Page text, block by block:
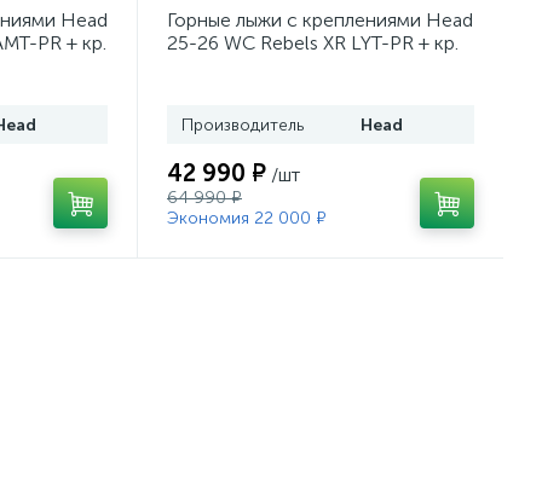
Head
PR + кр.
Горные лыжи с креплениями Head
25-26 WC Rebels XR LYT-PR + кр.
Производитель Head
42 990 ₽ /шт
64 990 ₽
Экономия 22 000 ₽